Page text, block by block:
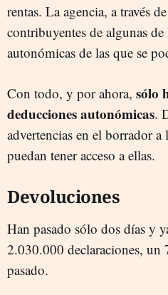
rentas. La agencia, a través
contribuyentes de algunas
autonómicas de las que se
Con todo, y por ahora, sólo
deducciones autonómicas.
advertencias en el borrador
puedan tener acceso a ellas.
Devoluciones
Han pasado sólo dos días y
2.030.000 declaraciones, un
pasado.